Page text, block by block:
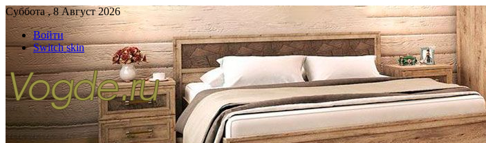
Суббота , 8 Август 2026
Войти
Switch skin